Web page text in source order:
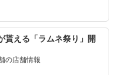
貰える「ラムネ祭り」開
の店舗情報